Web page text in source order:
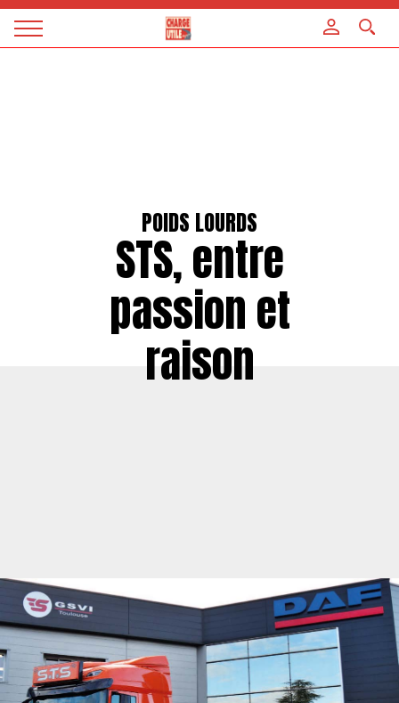
Magazine
POIDS LOURDS
STS, entre
passion et
raison
Panneau de gestion des cookies